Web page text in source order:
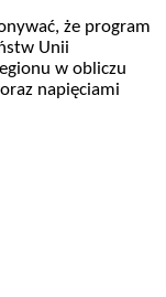
że program
Unii
w obliczu
napięciami